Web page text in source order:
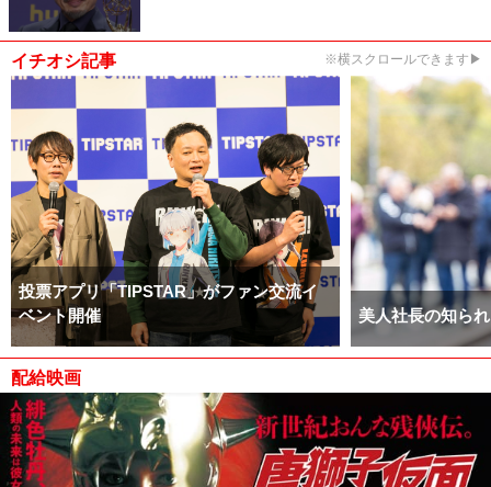
イチオシ記事 ※横スクロールできます▶
投票アプリ「TIPSTAR」がファン交流イ
ベント開催
美人社長の知ら
配給映画